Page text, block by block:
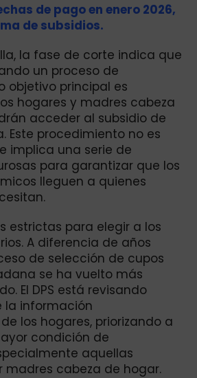
de pago en enero 2026,
de subsidios.
la fase de corte indica que
un proceso de
objetivo principal es
hogares y madres cabeza
acceder al subsidio de
Este procedimiento no es
implica una serie de
para garantizar que los
lleguen a quienes
estrictas para elegir a los
A diferencia de años
de selección de cupos
se ha vuelto más
El DPS está revisando
la información
los hogares, priorizando a
condición de
aquellas
madres cabeza de hogar.